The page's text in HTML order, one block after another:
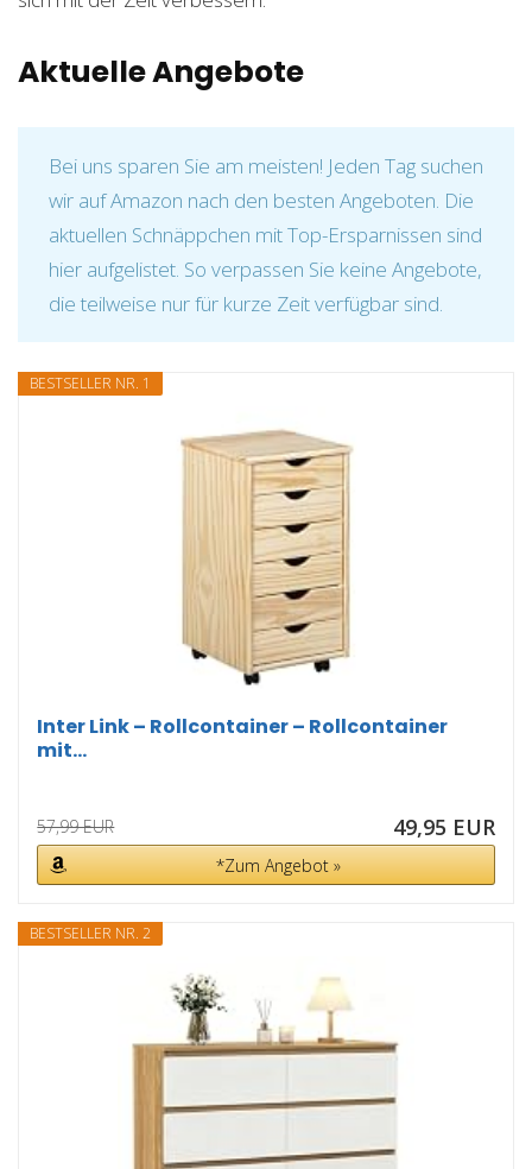
Aktuelle Angebote
Bei uns sparen Sie am meisten! Jeden Tag suchen
wir auf Amazon nach den besten Angeboten. Die
aktuellen Schnäppchen mit Top-Ersparnissen sind
hier aufgelistet. So verpassen Sie keine Angebote,
die teilweise nur für kurze Zeit verfügbar sind.
BESTSELLER NR. 1
Inter Link – Rollcontainer – Rollcontainer
mit...
57,99 EUR 49,95 EUR
*Zum Angebot »
BESTSELLER NR. 2